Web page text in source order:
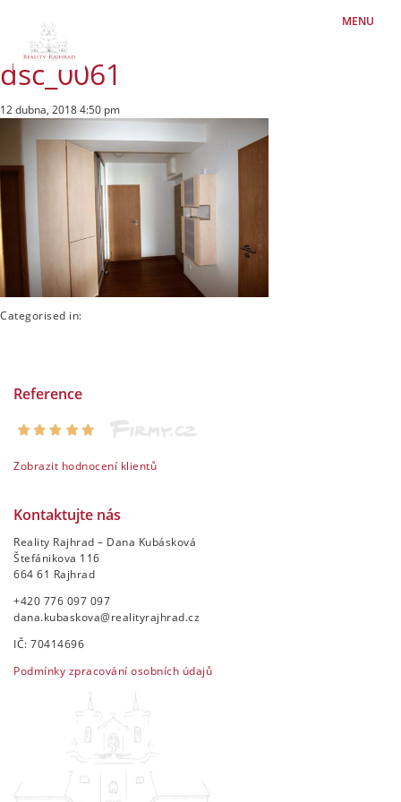
MENU
dsc_0061
12 dubna, 2018 4:50 pm
Categorised in:
Reference
Zobrazit hodnocení klientů
Kontaktujte nás
Reality Rajhrad – Dana Kubásková
Štefánikova 116
664 61 Rajhrad
+420 776 097 097
dana.kubaskova@realityrajhrad.cz
IČ: 70414696
Podmínky zpracování osobních údajů